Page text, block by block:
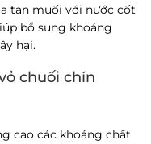
tan muối với nước cốt
bổ sung khoáng
hại.
chuối chín
cao các khoáng chất